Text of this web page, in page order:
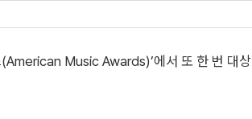
Music Awards)’에서 또 한 번 대상